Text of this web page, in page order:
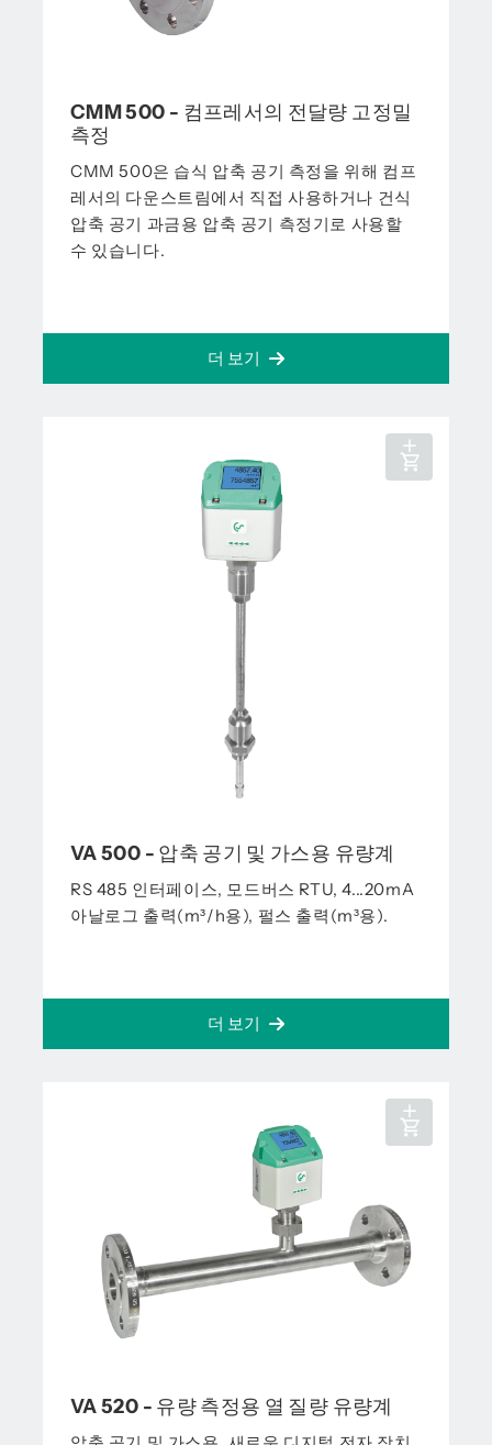
CMM 500 - 컴프레서의 전달량 고정밀
측정
CMM 500은 습식 압축 공기 측정을 위해 컴프
레서의 다운스트림에서 직접 사용하거나 건식
압축 공기 과금용 압축 공기 측정기로 사용할
수 있습니다.
더 보기
VA 500 - 압축 공기 및 가스용 유량계
RS 485 인터페이스, 모드버스 RTU, 4...20mA
아날로그 출력(m³/h용), 펄스 출력(m³용).
더 보기
VA 520 - 유량 측정용 열 질량 유량계